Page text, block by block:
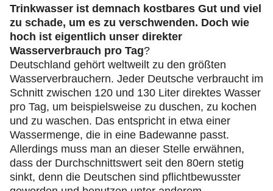
Trinkwasser ist demnach kostbares Gut und viel
zu schade, um es zu verschwenden. Doch wie
hoch ist eigentlich unser direkter
Wasserverbrauch pro Tag?
Deutschland gehört weltweilt zu den größten
Wasserverbrauchern. Jeder Deutsche verbraucht im
Schnitt zwischen 120 und 130 Liter direktes Wasser
pro Tag, um beispielsweise zu duschen, zu kochen
und zu waschen. Das entspricht in etwa einer
Wassermenge, die in eine Badewanne passt.
Allerdings muss man an dieser Stelle erwähnen,
dass der Durchschnittswert seit den 80ern stetig
sinkt, denn die Deutschen sind pflichtbewusster